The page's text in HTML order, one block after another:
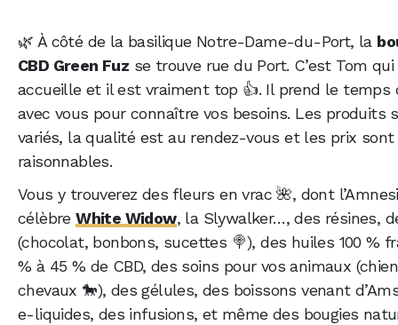
🌿 À côté de la basilique Notre-Dame-du-Port, la
CBD Green Fuz se trouve rue du Port. C’est Tom qui
accueille et il est vraiment top 👍. Il prend le temps
avec vous pour connaître vos besoins. Les produits
variés, la qualité est au rendez-vous et les prix
raisonnables.
Vous y trouverez des fleurs en vrac 🌺, dont
célèbreWhite Widow, la Slywalker…, des résines,
(chocolat, bonbons, sucettes 🍭), des huiles 100 %
% à 45 % de CBD, des soins pour vos animaux
chevaux 🐎), des gélules, des boissons venant
e-liquides, des infusions, et même des bougies